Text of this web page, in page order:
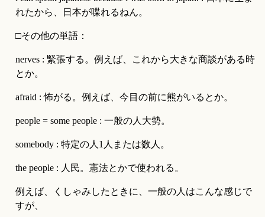
れたから、日本が喋れるねん。
□その他の単語：
nerves : 緊張する。例えば、これから大きな商談がある時
とか。
afraid : 怖がる。例えば、今目の前に熊がいるとか。
people = some people : 一般の人大勢。
somebody : 特定の人1人または数人。
the people : 人民。憲法とかで使われる。
例えば、くしゃみしたときに、一般の人はこんな感じで
すが、